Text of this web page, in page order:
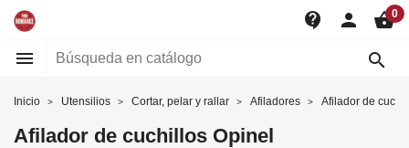
contact_support person shopping_basket0
 
Inicio Utensilios Cortar, pelar y rallar Afiladores Afilador de
Afilador de cuchillos Opinel